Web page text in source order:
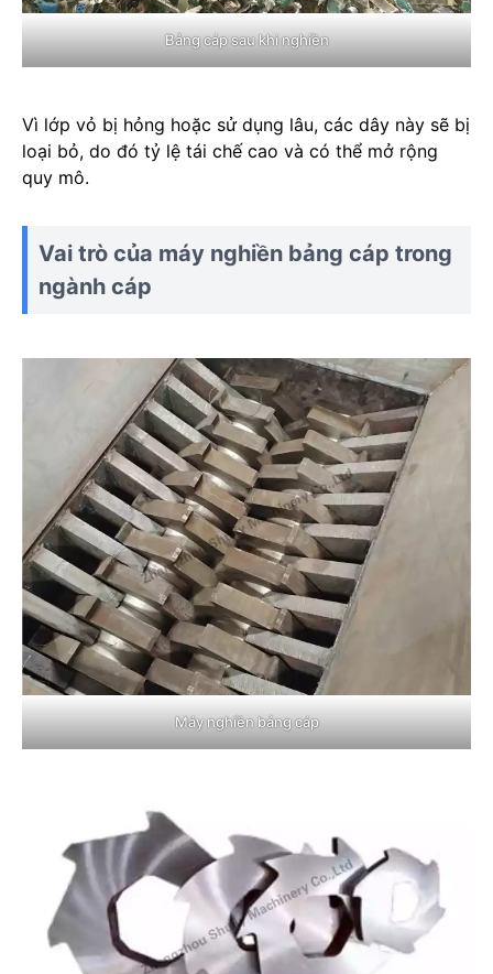
Bảng cáp sau khi nghiền
Vì lớp vỏ bị hỏng hoặc sử dụng lâu, các dây này sẽ bị
loại bỏ, do đó tỷ lệ tái chế cao và có thể mở rộng
quy mô.
Vai trò của máy nghiền bảng cáp trong
ngành cáp
Máy nghiền bảng cáp